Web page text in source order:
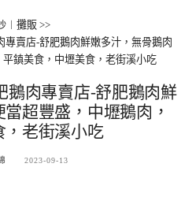
︱攤販 >>
專賣店-舒肥鵝肉鮮嫩多汁，無骨鵝肉
鎮美食，中壢美食，老街溪小吃
鵝肉專賣店-舒肥鵝肉鮮
超豐盛，中壢鵝肉，
，老街溪小吃
2023-09-13